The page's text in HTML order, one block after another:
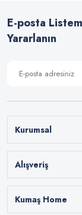
E-posta
Yararlanın
Kurumsal
Alışveriş
Kumaş Home